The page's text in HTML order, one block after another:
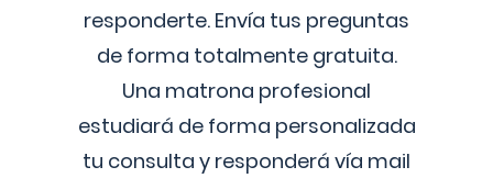
responderte. Envía tus preguntas
de forma totalmente gratuita.
Una matrona profesional
estudiará de forma personalizada
tu consulta y responderá vía mail